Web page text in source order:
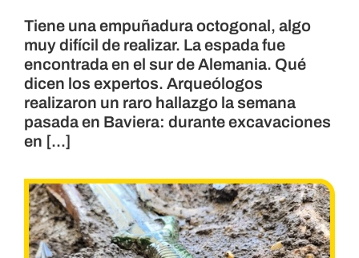
Tiene una empuñadura octogonal, algo
muy difícil de realizar. La espada fue
encontrada en el sur de Alemania. Qué
dicen los expertos. Arqueólogos
realizaron un raro hallazgo la semana
pasada en Baviera: durante excavaciones
en [...]